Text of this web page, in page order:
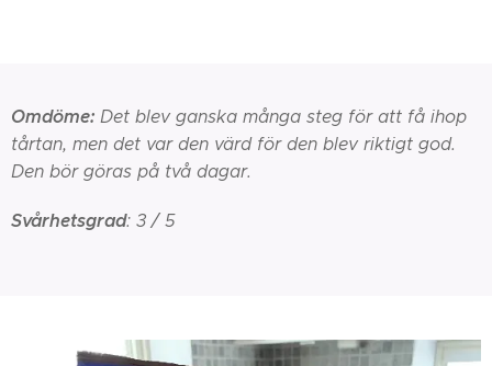
Omdöme: Det blev ganska många steg för att få ihop
tårtan, men det var den värd för den blev riktigt god.
Den bör göras på två dagar.
Svårhetsgrad: 3 / 5